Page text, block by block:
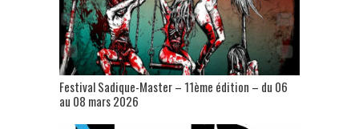
Festival Sadique-Master – 11ème édition – du 06
au 08 mars 2026